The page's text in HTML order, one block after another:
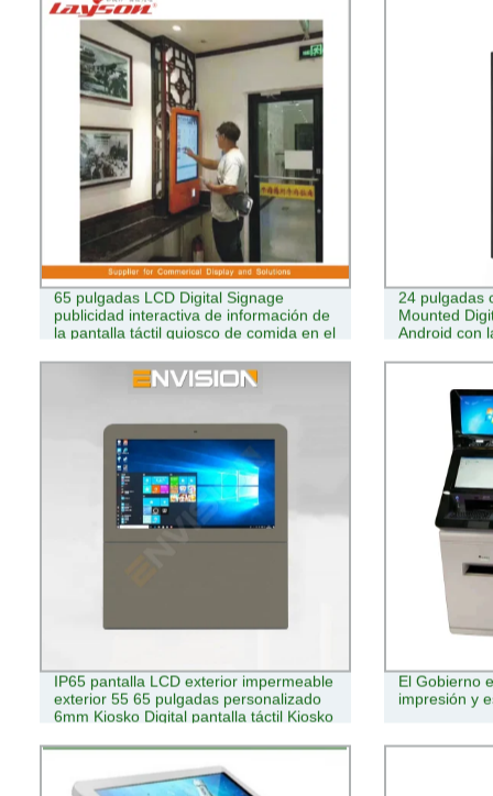
65 pulgadas LCD Digital Signage
publicidad interactiva de información de
la pantalla táctil quiosco de comida en el
autoservicio kioskos de Pago
24 pulgadas
Mounted
Android con
IP65 pantalla LCD exterior impermeable
exterior 55 65 pulgadas personalizado
6mm Kiosko Digital pantalla táctil Kiosko
El Gobierno
impresión y